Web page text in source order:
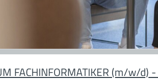
FACHINFORMATIKER (m/w/d)